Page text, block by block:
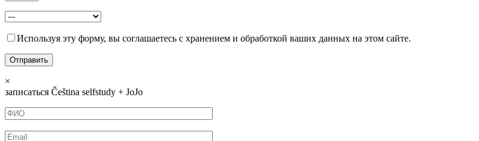
Используя эту форму, вы соглашаетесь с хранением и обработкой ваших данных на этом сайте.
×
записаться Čeština selfstudy + JoJo